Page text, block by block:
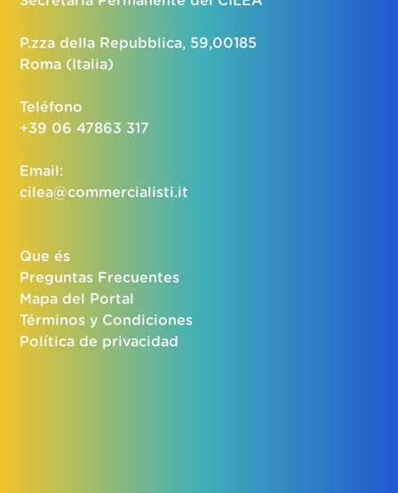
P.zza della Repubblica, 59,00185
Roma (Italia)
Teléfono
+39 06 47863 317
Email:
cilea@commercialisti.it
Que és
Preguntas Frecuentes
Mapa del Portal
Términos y Condiciones
Política de privacidad